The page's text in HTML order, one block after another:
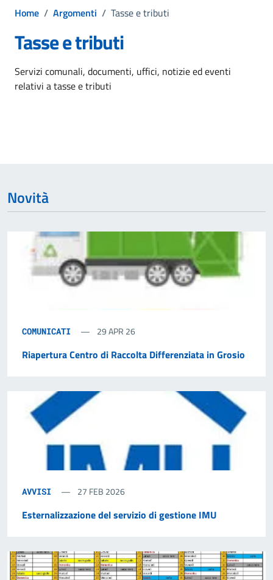
Home / Argomenti / Tasse e tributi
Tasse e tributi
Dettagli dell'argomento
Servizi comunali, documenti, uffici, notizie ed eventi
relativi a tasse e tributi
Novità
COMUNICATI 29 APR 26
Riapertura Centro di Raccolta Differenziata in Grosio
AVVISI 27 FEB 2026
Esternalizzazione del servizio di gestione IMU